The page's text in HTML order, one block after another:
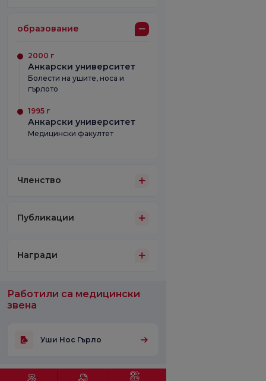
образование
2000 г
Анкарски университет
Болести на ушите, носа и
гърлото
1995 г
Анкарски университет
Медицински факултет
Членство
Публикации
Награди
Работили са медицински
звена
Уши Нос Гърло